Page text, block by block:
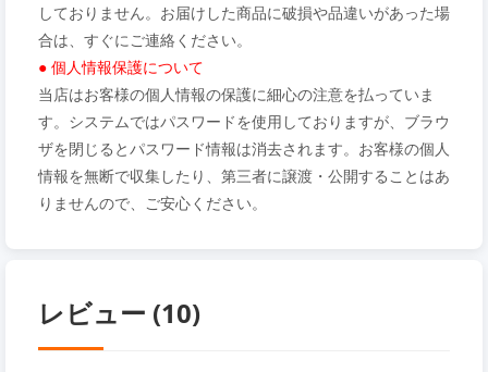
しておりません。お届けした商品に破損や品違いがあった場
合は、すぐにご連絡ください。
● 個人情報保護について
当店はお客様の個人情報の保護に細心の注意を払っていま
す。システムではパスワードを使用しておりますが、ブラウ
ザを閉じるとパスワード情報は消去されます。お客様の個人
情報を無断で収集したり、第三者に譲渡・公開することはあ
りませんので、ご安心ください。
レビュー (10)